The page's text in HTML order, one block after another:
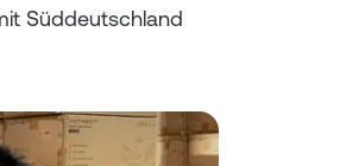
Süddeutschland